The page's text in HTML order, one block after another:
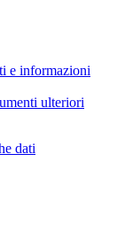
e informazioni
ulteriori
dati